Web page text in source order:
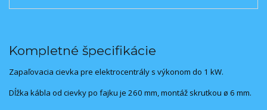
Kompletné špecifikácie
Zapaľovacia cievka pre elektrocentrály s výkonom do 1 kW.
Dĺžka kábla od cievky po fajku je 260 mm, montáž skrutkou ø 6 mm.